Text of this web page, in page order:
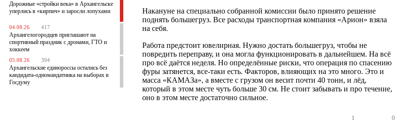
Дорожные «стройки века» в Архангельске
уперлись в «кирпич» и заросли лопухами
04.08.26 417
Архангелогородцев приглашают на
спортивный праздник с дронами, ГТО и
хоккеем
05.08.26 394
Архангельские единороссы остались без
кандидата-одномандатника на выборах в
Госдуму
Накануне на специально собранной комиссии было принято решение
поднять большегруз. Все расходы транспортная компания «Арион» взяла
на себя.
Работа предстоит ювелирная. Нужно достать большегруз, чтобы не
повредить переправу, и она могла функционировать в дальнейшем. На всё
про всё даётся неделя. Но определённые риски, что операция по спасению
фуры затянется, все-таки есть. Факторов, влияющих на это много. Это и
масса «КАМАЗа», а вместе с грузом он весит почти 40 тонн, и лёд,
который в этом месте чуть больше 30 см. Не стоит забывать и про течение,
оно в этом месте достаточно сильное.
1 0